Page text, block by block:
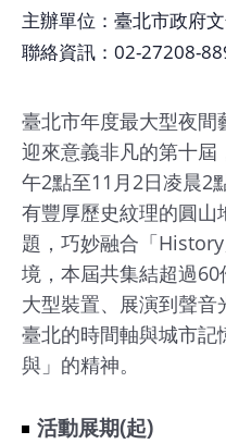
借
空
檔
期
爭
艷
館
會
展
臺
主辦單位：臺北市政府
聯絡資訊：02-27208-
臺北市年度最大型夜
迎來意義非凡的第十
午2點至11月2日凌晨2
有豐厚歷史紋理的圓
題，巧妙融合「
境，本屆共集結超過
大型裝置、展演到聲
臺北的時間軸與城市記
與」的精神。
活動展期(起)